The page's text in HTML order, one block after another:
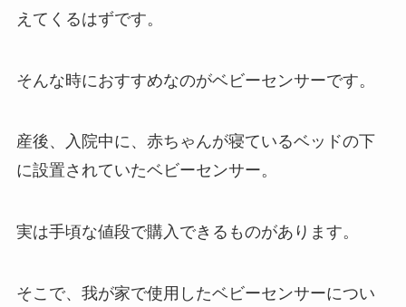
えてくるはずです。
そんな時におすすめなのがベビーセンサーです。
産後、入院中に、赤ちゃんが寝ているベッドの下
に設置されていたベビーセンサー。
実は手頃な値段で購入できるものがあります。
そこで、我が家で使用したベビーセンサーについ